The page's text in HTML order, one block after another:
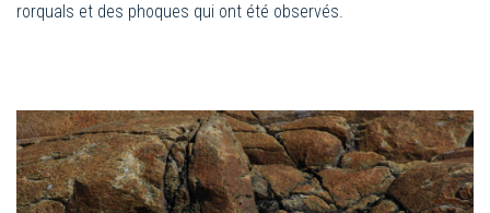
rorquals et des phoques qui ont été observés.